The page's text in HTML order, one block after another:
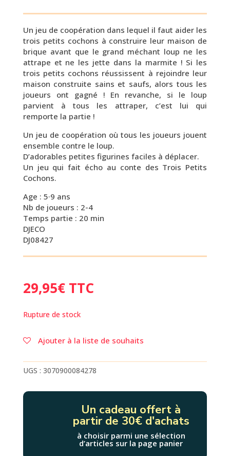
Un jeu de coopération dans lequel il faut aider les
trois petits cochons à construire leur maison de
brique avant que le grand méchant loup ne les
attrape et ne les jette dans la marmite ! Si les
trois petits cochons réussissent à rejoindre leur
maison construite sains et saufs, alors tous les
joueurs ont gagné ! En revanche, si le loup
parvient à tous les attraper, c’est lui qui
remporte la partie !
Un jeu de coopération où tous les joueurs jouent
ensemble contre le loup.
D’adorables petites figurines faciles à déplacer.
Un jeu qui fait écho au conte des Trois Petits
Cochons.
Age : 5·9 ans
Nb de joueurs : 2-4
Temps partie : 20 min
DJECO
DJ08427
29,95€ TTC
Rupture de stock
Ajouter à la liste de souhaits
UGS : 3070900084278
Un cadeau offert à
partir de 30€ d'achats
à choisir parmi une sélection
d’articles sur la page panier